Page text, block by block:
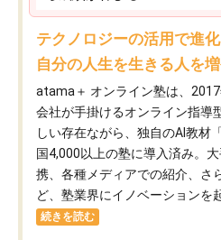
テクノロジーの活用で進
自分の人生を生きる人を
atama＋ オンライン塾は、
会社が手掛けるオンライン指導
しい存在ながら、独自のAI教材
国4,000以上の塾に導入済み。
携、各種メディアでの紹介、さ
ど、塾業界にイノベーションを
続きを読む